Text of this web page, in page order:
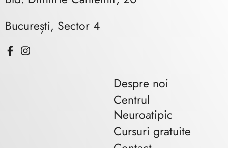
București, Sector 4
Despre noi
Centrul
Neuroatipic
Cursuri gratuite